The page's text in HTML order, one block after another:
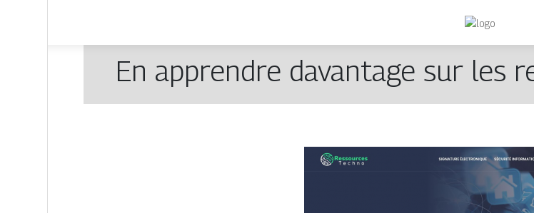
En apprendre davantage sur les